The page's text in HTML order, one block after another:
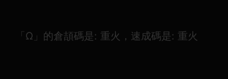
「Ω」的倉頡碼是: 重火，速成碼是: 重火